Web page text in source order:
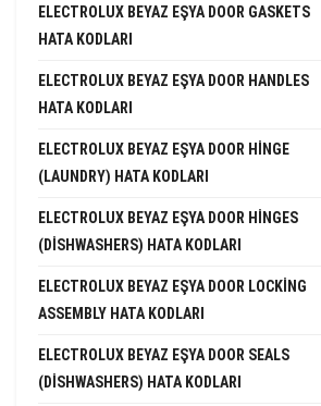
ELECTROLUX BEYAZ EŞYA DOOR GASKETS
HATA KODLARI
ELECTROLUX BEYAZ EŞYA DOOR HANDLES
HATA KODLARI
ELECTROLUX BEYAZ EŞYA DOOR HINGE
(LAUNDRY) HATA KODLARI
ELECTROLUX BEYAZ EŞYA DOOR HINGES
(DISHWASHERS) HATA KODLARI
ELECTROLUX BEYAZ EŞYA DOOR LOCKING
ASSEMBLY HATA KODLARI
ELECTROLUX BEYAZ EŞYA DOOR SEALS
(DISHWASHERS) HATA KODLARI